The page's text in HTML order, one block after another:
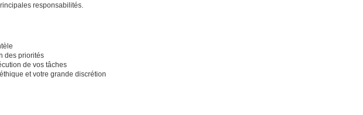
responsabilités.
des priorités
de vos tâches
et votre grande discrétion